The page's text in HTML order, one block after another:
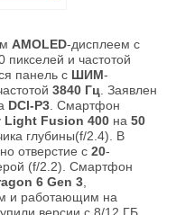
AMOLED-дисплеем с
и частотой
панель с ШИМ-
3840 Гц . Заявлен
DCI-P3 . Смартфон
Light Fusion 400 на 50
глубины(f/2.4). В
отверстие с 20-
(f/2.2). Смартфон
6 Gen 3
и работающим на
версии с 8/12 ГБ